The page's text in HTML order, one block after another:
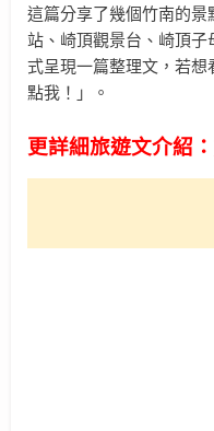
這篇分享了幾個竹南的
站、崎頂觀景台、崎頂
式呈現一篇整理文，若
點我！」。
更詳細旅遊文介紹：